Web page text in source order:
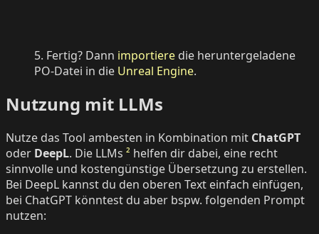
5. Fertig? Dann importiere die heruntergeladene
PO-Datei in die Unreal Engine.
Nutzung mit LLMs
Nutze das Tool ambesten in Kombination mit ChatGPT
oder DeepL. Die LLMs ² helfen dir dabei, eine recht
sinnvolle und kostengünstige Übersetzung zu erstellen.
Bei DeepL kannst du den oberen Text einfach einfügen,
bei ChatGPT könntest du aber bspw. folgenden Prompt
nutzen: